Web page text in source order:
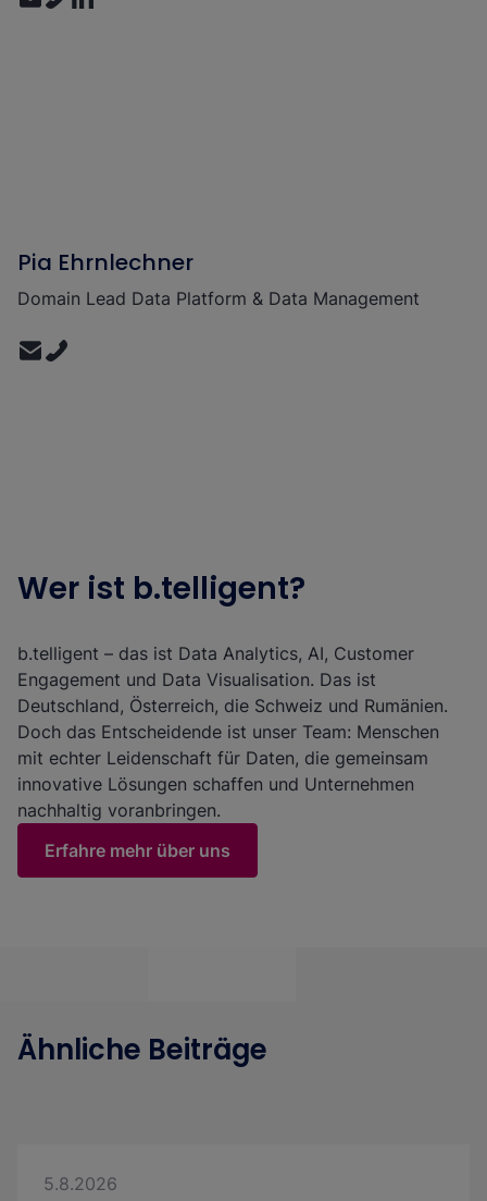
Pia Ehrnlechner
Domain Lead Data Platform & Data Management
Wer ist b.telligent?
b.telligent – das ist Data Analytics, AI, Customer
Engagement und Data Visualisation. Das ist
Deutschland, Österreich, die Schweiz und Rumänien.
Doch das Entscheidende ist unser Team: Menschen
mit echter Leidenschaft für Daten, die gemeinsam
innovative Lösungen schaffen und Unternehmen
nachhaltig voranbringen.
Erfahre mehr über uns
Ähnliche Beiträge
5.8.2026